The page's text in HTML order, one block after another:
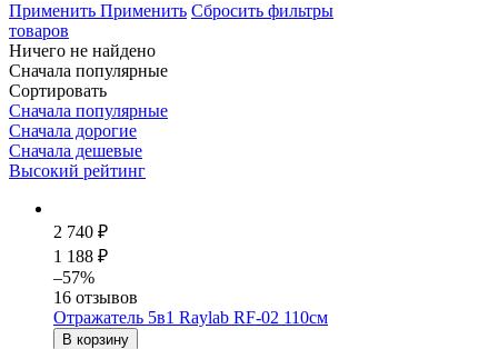
Применить Применить Сбросить фильтры
товаров
Ничего не найдено
Сначала популярные
Сортировать
Сначала популярные
Сначала дорогие
Сначала дешевые
Высокий рейтинг
2 740 ₽
1 188 ₽
–57%
16 отзывов
Отражатель 5в1 Raylab RF-02 110см
В корзину